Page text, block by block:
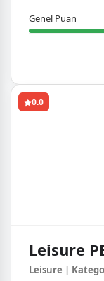
Genel Puan
0.0
Leisure
Leisure |